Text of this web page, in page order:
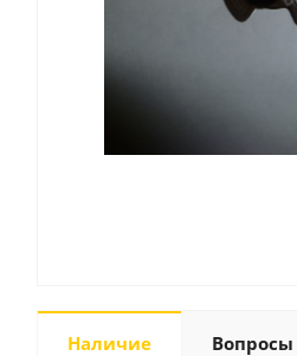
Наличие